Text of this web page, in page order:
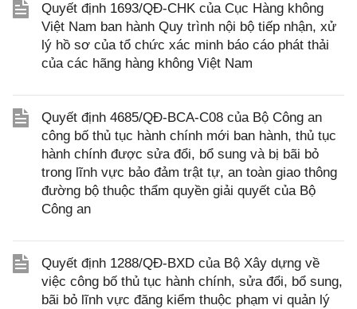
Quyết định 1693/QĐ-CHK của Cục Hàng không
Việt Nam ban hành Quy trình nội bộ tiếp nhận, xử
lý hồ sơ của tổ chức xác minh báo cáo phát thải
của các hãng hàng không Việt Nam
Quyết định 4685/QĐ-BCA-C08 của Bộ Công an
công bố thủ tục hành chính mới ban hành, thủ tục
hành chính được sửa đổi, bổ sung và bị bãi bỏ
trong lĩnh vực bảo đảm trật tự, an toàn giao thông
đường bộ thuộc thẩm quyền giải quyết của Bộ
Công an
Quyết định 1288/QĐ-BXD của Bộ Xây dựng về
việc công bố thủ tục hành chính, sửa đổi, bổ sung,
bãi bỏ lĩnh vực đăng kiểm thuộc phạm vi quản lý